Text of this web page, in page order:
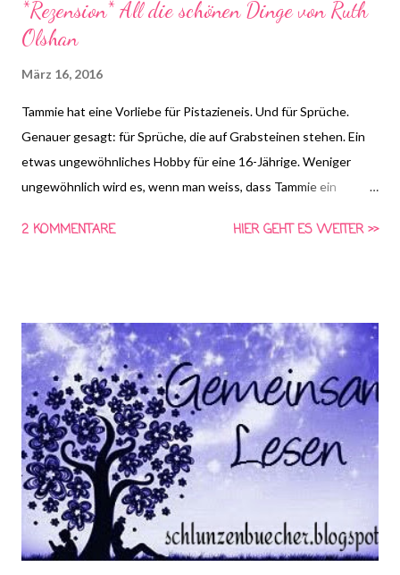
*Rezension* All die schönen Dinge von Ruth
Olshan
März 16, 2016
Tammie hat eine Vorliebe für Pistazieneis. Und für Sprüche.
Genauer gesagt: für Sprüche, die auf Grabsteinen stehen. Ein
etwas ungewöhnliches Hobby für eine 16-Jährige. Weniger
ungewöhnlich wird es, wenn man weiss, dass Tammie ein
Synapsen bequem gemacht und kann jeden Moment
Grabsteinen rüttelt, ändert sich von Grund auf alles für sie.
2 KOMMENTARE HIER GEHT ES WEITER >>